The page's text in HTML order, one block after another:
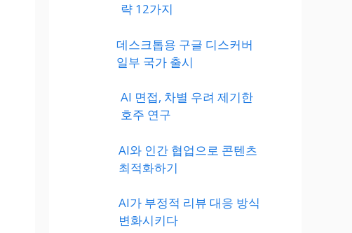
략 12가지
데스크톱용 구글 디스커버
일부 국가 출시
AI 면접, 차별 우려 제기한
호주 연구
AI와 인간 협업으로 콘텐츠
최적화하기
AI가 부정적 리뷰 대응 방식
변화시키다